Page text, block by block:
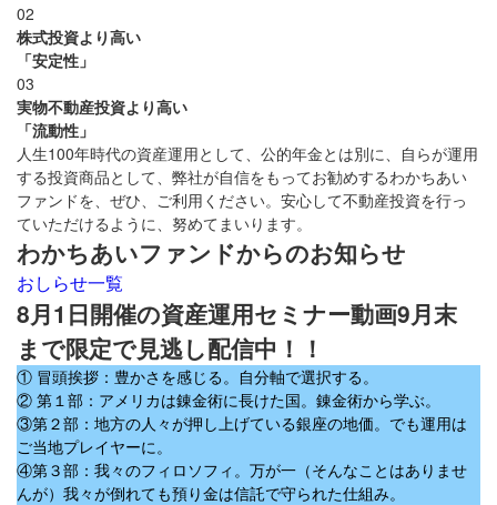
02
株式投資より高い
「安定性」
03
実物不動産投資より高い
「流動性」
人生100年時代の資産運用として、公的年金とは別に、自らが運用
する投資商品として、弊社が自信をもってお勧めするわかちあい
ファンドを、ぜひ、ご利用ください。安心して不動産投資を行っ
ていただけるように、努めてまいります。
わかちあいファンドからのお知らせ
おしらせ一覧
8月1日開催の資産運用セミナー動画9月末
まで限定で見逃し配信中！！
① 冒頭挨拶：豊かさを感じる。自分軸で選択する。
② 第１部：アメリカは錬金術に長けた国。錬金術から学ぶ。
③第２部：地方の人々が押し上げている銀座の地価。でも運用は
ご当地プレイヤーに。
④第３部：我々のフィロソフィ。万が一（そんなことはありませ
んが）我々が倒れても預り金は信託で守られた仕組み。